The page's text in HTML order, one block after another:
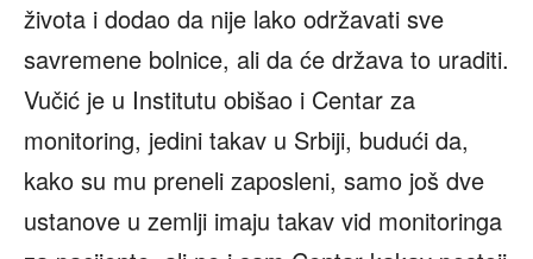
života i dodao da nije lako održavati sve
savremene bolnice, ali da će država to uraditi.
Vučić je u Institutu obišao i Centar za
monitoring, jedini takav u Srbiji, budući da,
kako su mu preneli zaposleni, samo još dve
ustanove u zemlji imaju takav vid monitoringa